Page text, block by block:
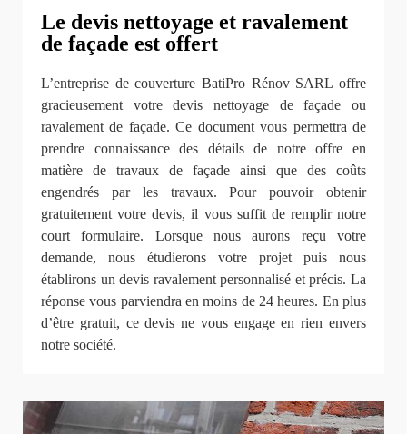
Le devis nettoyage et ravalement
de façade est offert
L’entreprise de couverture BatiPro Rénov SARL offre
gracieusement votre devis nettoyage de façade ou
ravalement de façade. Ce document vous permettra de
prendre connaissance des détails de notre offre en
matière de travaux de façade ainsi que des coûts
engendrés par les travaux. Pour pouvoir obtenir
gratuitement votre devis, il vous suffit de remplir notre
court formulaire. Lorsque nous aurons reçu votre
demande, nous étudierons votre projet puis nous
établirons un devis ravalement personnalisé et précis. La
réponse vous parviendra en moins de 24 heures. En plus
d’être gratuit, ce devis ne vous engage en rien envers
notre société.